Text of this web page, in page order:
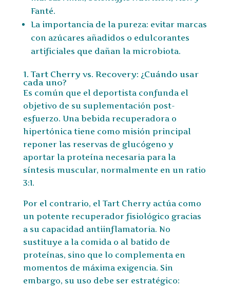
Fanté.
La importancia de la pureza: evitar marcas
con azúcares añadidos o edulcorantes
artificiales que dañan la microbiota.
1. Tart Cherry vs. Recovery: ¿Cuándo usar
cada uno?
Es común que el deportista confunda el
objetivo de su suplementación post-
esfuerzo. Una bebida recuperadora o
hipertónica tiene como misión principal
reponer las reservas de glucógeno y
aportar la proteína necesaria para la
síntesis muscular, normalmente en un ratio
3:1.
Por el contrario, el Tart Cherry actúa como
un potente recuperador fisiológico gracias
a su capacidad antiinflamatoria. No
sustituye a la comida o al batido de
proteínas, sino que lo complementa en
momentos de máxima exigencia. Sin
embargo, su uso debe ser estratégico: